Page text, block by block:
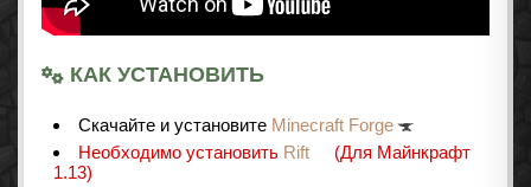
КАК УСТАНОВИТЬ
Cкачайте и установите Minecraft Forge
Необходимо установить Rift
(Для Майнкрафт
1.13)